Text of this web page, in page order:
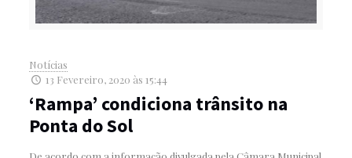
Notícias
13 Fevereiro, 2020 às 15:44
‘Rampa’ condiciona trânsito na
Ponta do Sol